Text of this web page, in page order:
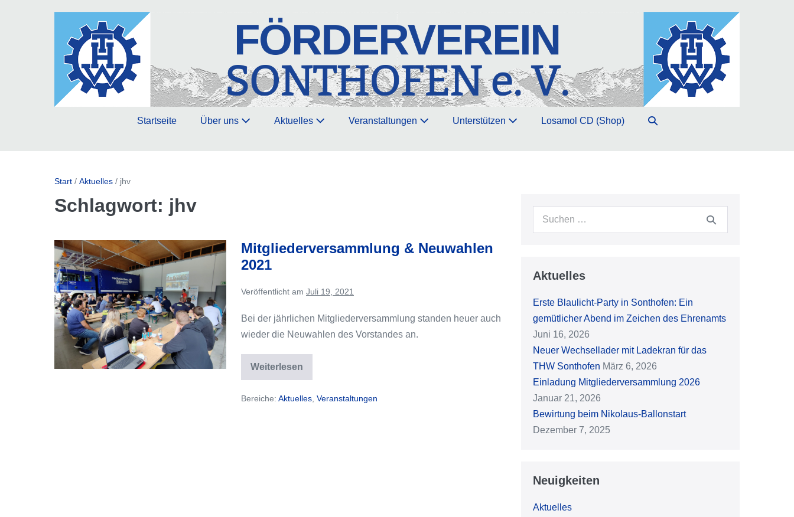
Startseite Über uns Aktuelles Veranstaltungen Unterstützen Losamol CD (Shop)
Suche-
Start / Aktuelles / jhv
Schlagwort: jhv
Mitgliederversammlung
&
Neuwahlen
2021
Mitgliederversammlung & Neuwahlen
2021
Veröffentlicht am Juli 19, 2021
Bei der jährlichen Mitgliederversammlung standen heuer auch
wieder die Neuwahlen des Vorstandes an.
WeiterlesenMitgliederversammlung
&
2021
Bereiche: Aktuelles, Veranstaltungen
Suche
Aktuelles
Erste Blaulicht-Party in Sonthofen: Ein
gemütlicher Abend im Zeichen des Ehrenamts
Juni 16, 2026
Neuer Wechsellader mit Ladekran für das
THW Sonthofen März 6, 2026
Einladung Mitgliederversammlung 2026
Januar 21, 2026
Bewirtung beim Nikolaus-Ballonstart
Dezember 7, 2025
Neuigkeiten
Aktuelles